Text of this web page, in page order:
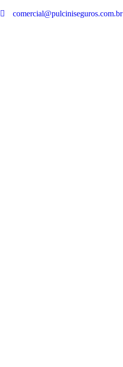
comercial@pulciniseguros.com.br